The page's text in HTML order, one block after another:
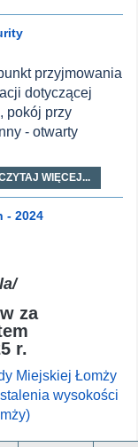
przyjmowania
dotyczącej
pokój przy
- otwarty
WIĘCEJ...
- 2024
za
r.
Miejskiej Łomży
wysokości